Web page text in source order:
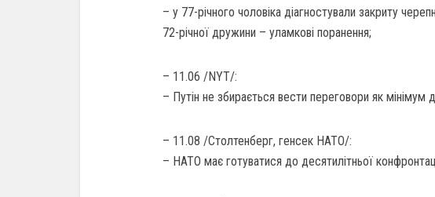
– у 77-річного чоловіка діагностували закриту
72-річної дружини – уламкові поранення;
– 11.06 /NYT/:
– Путін не збирається вести переговори як мінімум
– 11.08 /Столтенберг, генсек НАТО/:
– НАТО має готуватися до десятилітньої